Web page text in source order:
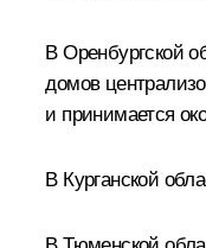
В Оренбургской
домов
и принимается
В Курганской